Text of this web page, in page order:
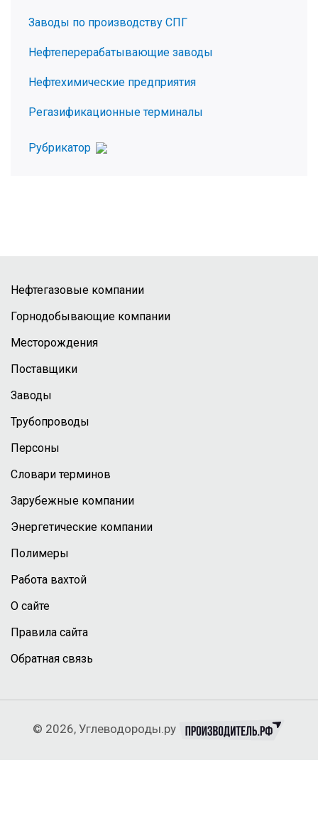
Заводы по производству СПГ
Нефтеперерабатывающие заводы
Нефтехимические предприятия
Регазификационные терминалы
Рубрикатор
Нефтегазовые компании
Горнодобывающие компании
Месторождения
Поставщики
Заводы
Трубопроводы
Персоны
Словари терминов
Зарубежные компании
Энергетические компании
Полимеры
Работа вахтой
О сайте
Правила сайта
Обратная связь
© 2026, Углеводороды.ру